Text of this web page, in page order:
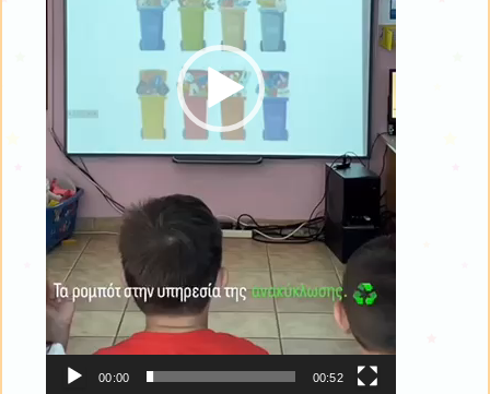
00:00 00:52